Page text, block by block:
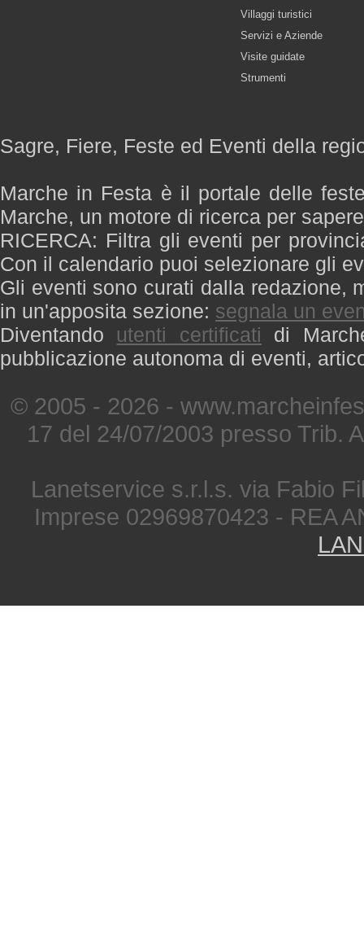
Villaggi turistici
Servizi e Aziende
Visite guidate
Strumenti
Sagre, Fiere, Feste ed Eventi della
Marche in Festa è il portale delle
Marche, un motore di ricerca per
RICERCA: Filtra gli eventi per
Con il calendario puoi selezionare gli
Gli eventi sono curati dalla redazione,
in un'apposita sezione: segnala un
Diventando utenti certificati di
pubblicazione autonoma di eventi,
© 2005 - 2026 -
17 del 24/07/2003 presso Trib.
Lanetservice s.r.l.s. via Fabio
Imprese 02969870423 - REA